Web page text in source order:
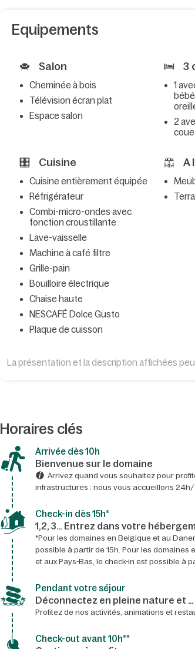
Equipements
Salon
Cheminée à bois
Télévision écran plat
Espace salon
3
1
2
Cuisine
Cuisine entièrement équipée
Réfrigérateur
Combi-micro-ondes avec
fonction croustillante
Lave-vaisselle
Machine à café filtre
Grille-pain
Bouilloire électrique
Chaise haute
NESCAFÉ Dolce Gusto
Plaque de cuisson
A
La présentation et la description affichées
Horaires clés
Arrivée dès 10h​
Bienvenue sur le domaine​
Arrivez quand vous souhaitez pour
infrastructures : nous vous accueillons 24h/
Check-in dès 15h*​
1,2, 3… Entrez dans votre
*Pour les domaines en Belgique et au
possible à partir de 15h. Pour les domaines
et aux Pays-Bas, le check-in est possible à
Pendant votre séjour
Déconnectez en pleine nature et …
Profitez de nos activités, animations et
Check-out avant 10h**